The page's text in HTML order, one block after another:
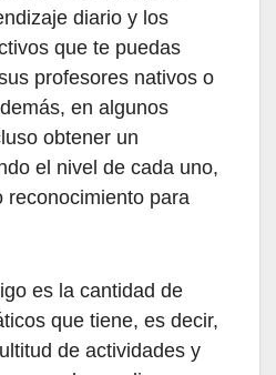
diario y los
que te puedas
profesores nativos o
en algunos
obtener un
el nivel de cada uno,
reconocimiento para
es la cantidad de
que tiene, es decir,
de actividades y